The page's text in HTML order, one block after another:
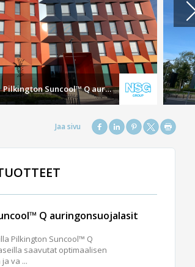
Pilkington Suncool™ Q auringonsuojalasit
Q auringonsuojalasit
Pilkington Suncool™ Q
saavutat optimaalisen
va ...